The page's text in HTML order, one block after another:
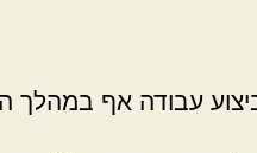
עבודה אף במהלך